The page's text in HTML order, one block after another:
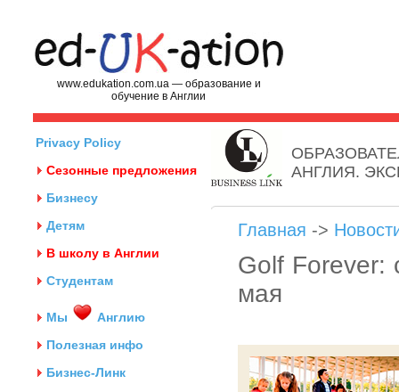
www.edukation.com.ua — образование и
обучение в Англии
Privacy Policy
Сезонные предложения
Бизнесу
Детям
В школу в Англии
Студентам
Мы
Англию
Полезная инфо
Бизнес-Линк
АНГЛИЯ.
Главная ->
Golf Forever:
мая